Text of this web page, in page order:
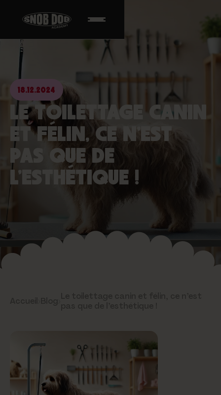
18.12.2024
LE TOILETTAGE CANIN
ET FÉLIN, CE N’EST
PAS QUE DE
L’ESTHÉTIQUE !